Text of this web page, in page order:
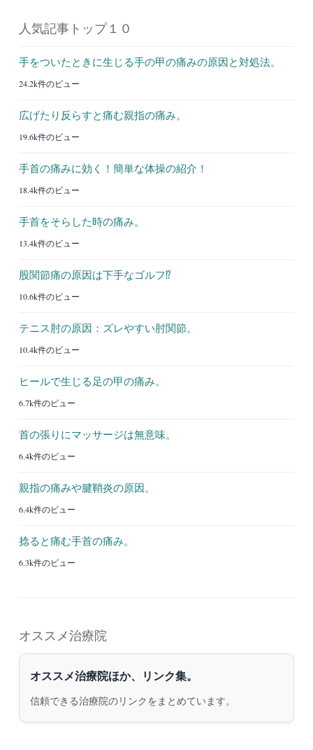
人気記事トップ１０
手をついたときに生じる手の甲の痛みの原因と対処法。
24.2k件のビュー
広げたり反らすと痛む親指の痛み。
19.6k件のビュー
手首の痛みに効く！簡単な体操の紹介！
18.4k件のビュー
手首をそらした時の痛み。
13.4k件のビュー
股関節痛の原因は下手なゴルフ⁉︎
10.6k件のビュー
テニス肘の原因：ズレやすい肘関節。
10.4k件のビュー
ヒールで生じる足の甲の痛み。
6.7k件のビュー
首の張りにマッサージは無意味。
6.4k件のビュー
親指の痛みや腱鞘炎の原因。
6.4k件のビュー
捻ると痛む手首の痛み。
6.3k件のビュー
オススメ治療院
オススメ治療院ほか、リンク集。
信頼できる治療院のリンクをまとめています。